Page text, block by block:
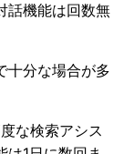
話機能は回数無
十分な場合が多
な検索アシス